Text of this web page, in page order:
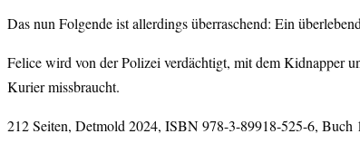
Das nun Folgende ist allerdings überraschend: Ein
Felice wird von der Polizei verdächtigt, mit dem Kidnapper
Kurier missbraucht.
212 Seiten, Detmold 2024, ISBN 978-3-89918-525-6,